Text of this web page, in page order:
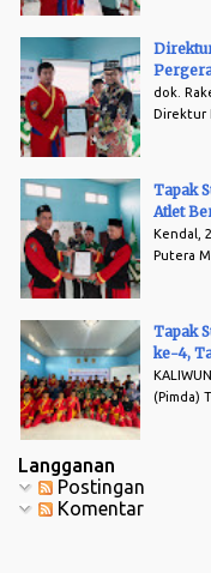
dok.
Direktur
Tapak
Atlet
Kendal,
Putera
Tapak
ke-4,
(Pimda)
Langganan
Postingan
Komentar